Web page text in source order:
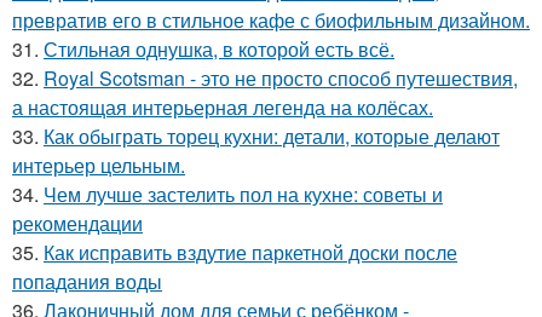
превратив его в стильное кафе с биофильным дизайном.
31. Стильная однушка, в которой есть всё.
32. Royal Scotsman - это не просто способ путешествия,
а настоящая интерьерная легенда на колёсах.
33. Как обыграть торец кухни: детали, которые делают
интерьер цельным.
34. Чем лучше застелить пол на кухне: советы и
рекомендации
35. Как исправить вздутие паркетной доски после
попадания воды
36. Лаконичный дом для семьи с ребёнком -